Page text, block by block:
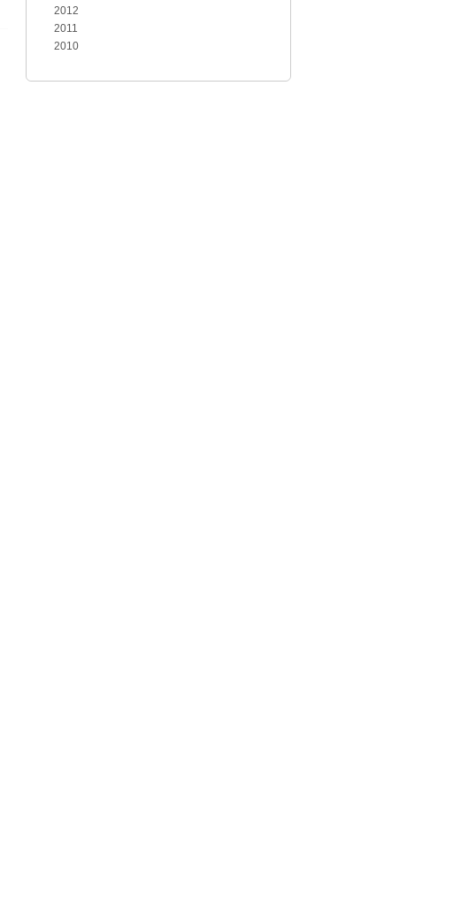
2012
2011
2010